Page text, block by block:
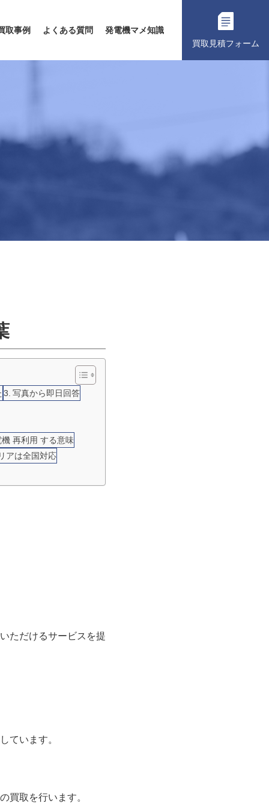
取事例 よくある質問
発電機マメ知識
買取見積フォーム
写真から即日回答
再利用 する意味
アは全国対応
ただけるサービスを提
ています。
買取を行います。